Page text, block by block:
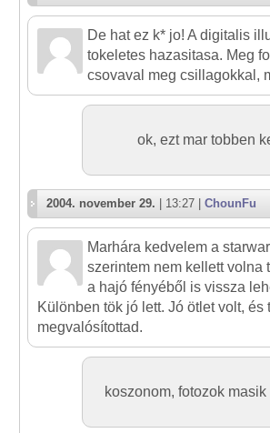
De hat ez k* jo! A digitalis
tokeletes hazasitasa. Meg
csovaval meg csillagokkal,
ok, ezt mar tobben
2004. november 29. | 13:27 | ChounFu
Marhára kedvelem a
szerintem nem kellett volna
a hajó fényéből is vissza
Különben tök jó lett. Jó ötlet volt, és
megvalósítottad.
koszonom, fotozok